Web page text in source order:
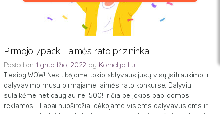
Pirmojo 7pack Laimės rato prizininkai
Posted on 1 gruodžio, 2022 by Kornelija Lu
Tiesiog WOW! Nesitikėjome tokio aktyvaus jūsų visų įsitraukimo ir
dalyvavimo mūsų pirmąjame laimės rato konkurse. Dalyvių
sulaikėme net daugiau nei 500! Ir čia be jokios papildomos
reklamos… Labai nuoširdžiai dėkojame visiems dalyvavusiems ir